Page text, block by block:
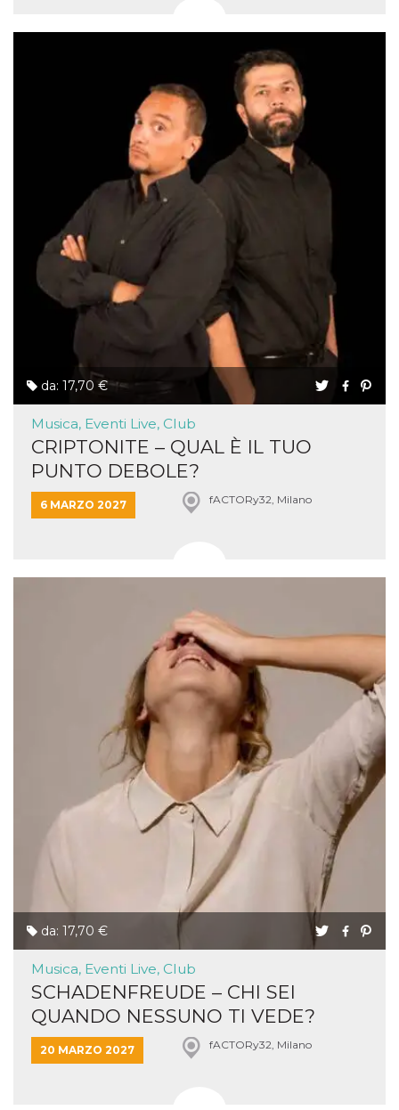
da: 17,70 €
Musica, Eventi Live, Club
CRIPTONITE – QUAL È IL TUO
PUNTO DEBOLE?
6 MARZO 2027 fACTORy32, Milano
da: 17,70 €
Musica, Eventi Live, Club
SCHADENFREUDE – CHI SEI
QUANDO NESSUNO TI VEDE?
20 MARZO 2027 fACTORy32, Milano